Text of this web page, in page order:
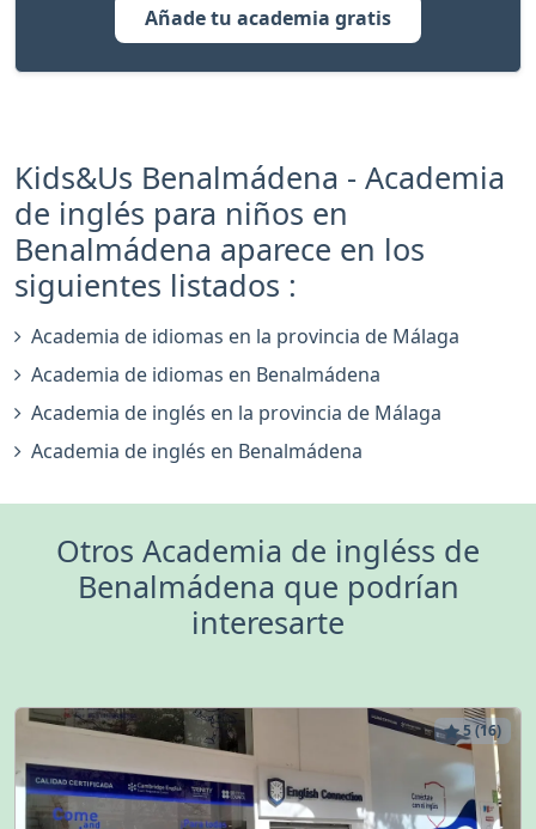
Añade tu academia gratis
Kids&Us Benalmádena - Academia
de inglés para niños en
Benalmádena aparece en los
siguientes listados :
Academia de idiomas en la provincia de Málaga
Academia de idiomas en Benalmádena
Academia de inglés en la provincia de Málaga
Academia de inglés en Benalmádena
Otros Academia de ingléss de
Benalmádena que podrían
interesarte
5 (16)